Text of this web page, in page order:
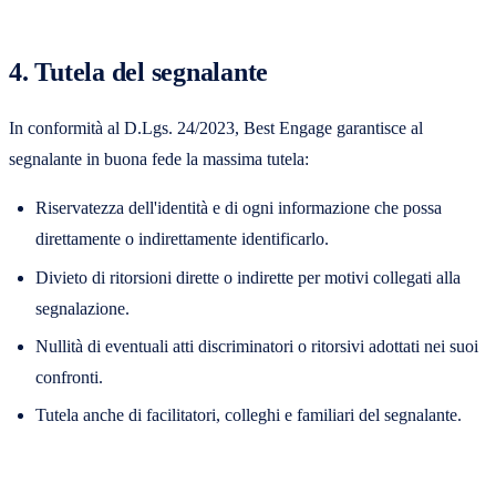
4. Tutela del segnalante
In conformità al D.Lgs. 24/2023, Best Engage garantisce al
segnalante in buona fede la massima tutela:
Riservatezza dell'identità e di ogni informazione che possa
direttamente o indirettamente identificarlo.
Divieto di ritorsioni dirette o indirette per motivi collegati alla
segnalazione.
Nullità di eventuali atti discriminatori o ritorsivi adottati nei suoi
confronti.
Tutela anche di facilitatori, colleghi e familiari del segnalante.